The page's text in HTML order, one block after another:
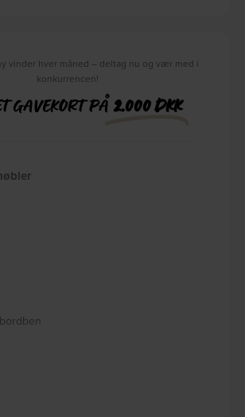
vinder hver måned – deltag nu og vær med i
konkurrencen!
GAVEKORT PÅ2.000 DKK